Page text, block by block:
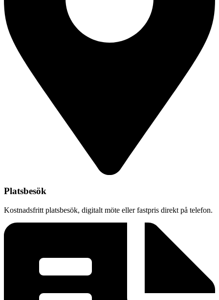
Platsbesök
Kostnadsfritt platsbesök, digitalt möte eller fastpris direkt på telefon.